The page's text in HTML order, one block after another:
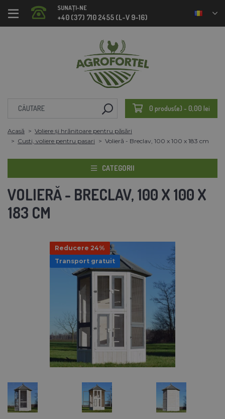
SUNAȚI-NE
+40 (37) 710 2455 (L-V 9-16)
0 produs(e) - 0,00 lei
Acasă
Voliere și hrănitoare pentru păsări
Custi, voliere pentru pasari
Volieră - Breclav, 100 x 100 x 183 cm
CATEGORII
VOLIERĂ - BRECLAV, 100 X 100 X
183 CM
Reducere 24%
Transport gratuit